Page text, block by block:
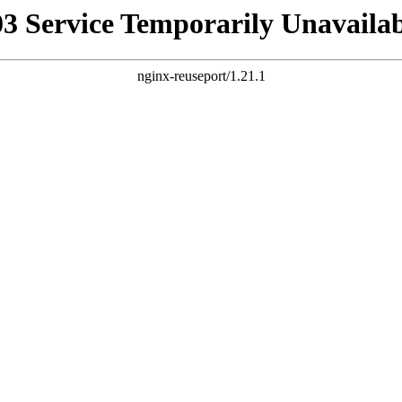
Service Temporarily
nginx-reuseport/1.21.1